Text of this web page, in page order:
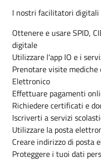
I nostri facilitatori
Ottenere e usare SPID,
digitale
Utilizzare l'app IO e i
Prenotare visite mediche
Elettronico
Effettuare pagamenti
Richiedere certificati e
Iscriverti a servizi
Utilizzare la posta
Creare indirizzo di posta
Proteggere i tuoi dati